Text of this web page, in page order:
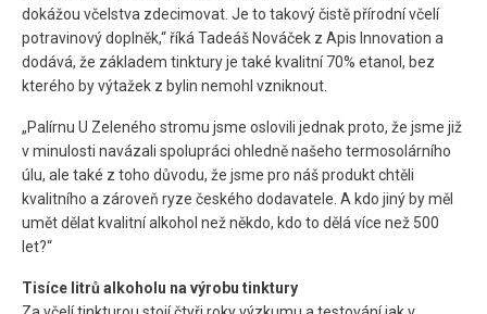
dokážou včelstva zdecimovat. Je to takový čistě přírodní včelí
potravinový doplněk,“ říká Tadeáš Nováček z Apis Innovation a
dodává, že základem tinktury je také kvalitní 70% etanol, bez
kterého by výtažek z bylin nemohl vzniknout.
„Palírnu U Zeleného stromu jsme oslovili jednak proto, že jsme již
v minulosti navázali spolupráci ohledně našeho termosolárního
úlu, ale také z toho důvodu, že jsme pro náš produkt chtěli
kvalitního a zároveň ryze českého dodavatele. A kdo jiný by měl
umět dělat kvalitní alkohol než někdo, kdo to dělá více než 500
let?“
Tisíce litrů alkoholu na výrobu tinktury